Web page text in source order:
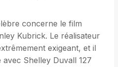
concerne le film
Kubrick. Le réalisateur
exigeant, et il
Shelley Duvall 127